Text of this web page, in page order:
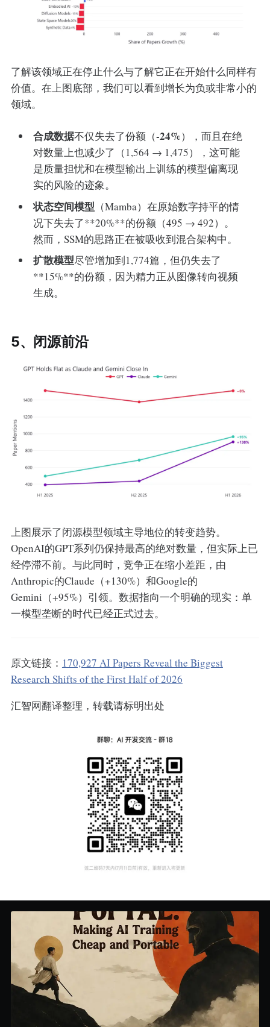
了解该领域正在停止什么与了解它正在开始什么同样有
价值。在上图底部，我们可以看到增长为负或非常小的
领域。
合成数据不仅失去了份额（-24%），而且在绝
对数量上也减少了（1,564 → 1,475），这可能
是质量担忧和在模型输出上训练的模型偏离现
实的风险的迹象。
状态空间模型 （Mamba）在原始数字持平的情
况下失去了**20%**的份额（495 → 492）。
然而，SSM的思路正在被吸收到混合架构中。
扩散模型尽管增加到1,774篇，但仍失去了
**15%**的份额，因为精力正从图像转向视频
生成。
5、闭源前沿
上图展示了闭源模型领域主导地位的转变趋势。
OpenAI的GPT系列仍保持最高的绝对数量，但实际上已
经停滞不前。与此同时，竞争正在缩小差距，由
Anthropic的Claude（+130%）和Google的
Gemini（+95%）引领。数据指向一个明确的现实：单
一模型垄断的时代已经正式过去。
原文链接： 170,927 AI Papers Reveal the Biggest
Research Shifts of the First Half of 2026
汇智网翻译整理，转载请标明出处